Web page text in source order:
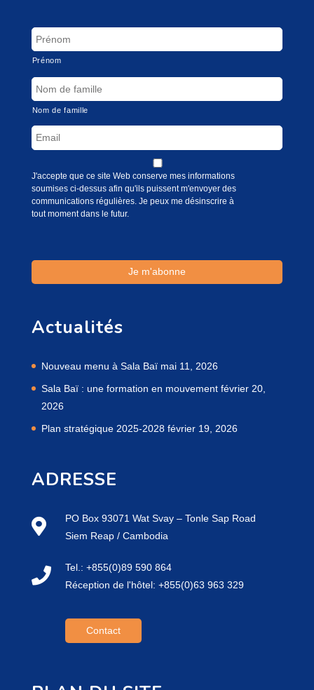
Prénom
Nom de famille
J'accepte que ce site Web conserve mes informations
soumises ci-dessus afin qu'ils puissent m'envoyer des
communications régulières. Je peux me désinscrire à
tout moment dans le futur.
Actualités
Nouveau menu à Sala Baï mai 11, 2026
Sala Baï : une formation en mouvement février 20,
2026
Plan stratégique 2025-2028 février 19, 2026
ADRESSE
PO Box 93071 Wat Svay – Tonle Sap Road
Siem Reap / Cambodia
Tel.: +855(0)89 590 864
Réception de l'hôtel: +855(0)63 963 329
Contact